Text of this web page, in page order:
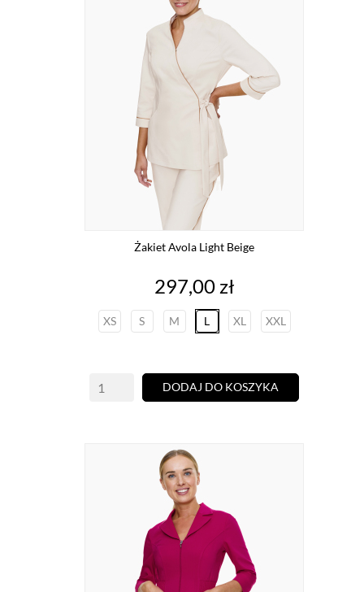
Żakiet Avola Light Beige
Cena
297,00 zł
XS S M L XL XXL
DODAJ DO KOSZYKA